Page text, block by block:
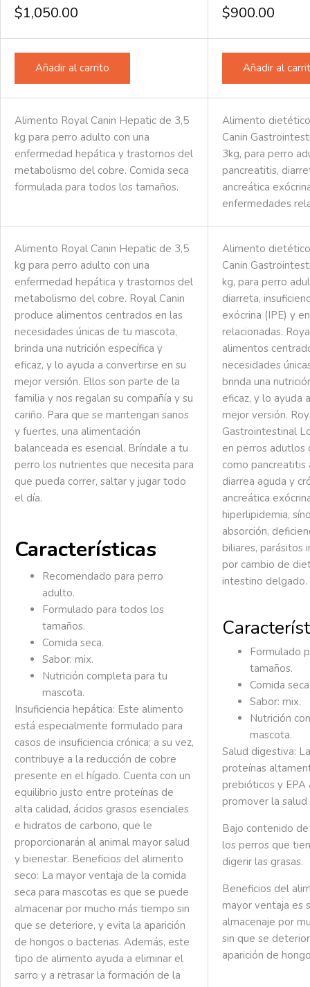
de
5
de
5
$1,050.00 $900.00
Añadir al carrito Añadir al
Alimento Royal Canin Hepatic de 3,5
kg para perro adulto con una
enfermedad hepática y trastornos del
metabolismo del cobre. Comida seca
formulada para todos los tamaños.
Alimento
Canin
3kg, para perro
pancreatitis,
ancreática
enfermedades
Alimento Royal Canin Hepatic de 3,5
kg para perro adulto con una
enfermedad hepática y trastornos del
metabolismo del cobre. Royal Canin
produce alimentos centrados en las
necesidades únicas de tu mascota,
brinda una nutrición específica y
eficaz, y lo ayuda a convertirse en su
mejor versión. Ellos son parte de la
familia y nos regalan su compañía y su
cariño. Para que se mantengan sanos
y fuertes, una alimentación
balanceada es esencial. Bríndale a tu
perro los nutrientes que necesita para
que pueda correr, saltar y jugar todo
el día.
Características
Recomendado para perro
adulto.
Formulado para todos los
tamaños.
Comida seca.
Sabor: mix.
Nutrición completa para tu
mascota.
Insuficiencia hepática: Este alimento
está especialmente formulado para
casos de insuficiencia crónica; a su vez,
contribuye a la reducción de cobre
presente en el hígado. Cuenta con un
equilibrio justo entre proteínas de
alta calidad, ácidos grasos esenciales
e hidratos de carbono, que le
proporcionarán al animal mayor salud
y bienestar. Beneficios del alimento
seco: La mayor ventaja de la comida
seca para mascotas es que se puede
almacenar por mucho más tiempo sin
que se deteriore, y evita la aparición
de hongos o bacterias. Además, este
tipo de alimento ayuda a eliminar el
sarro y a retrasar la formación de la
Alimento
Canin
kg, para perro
diarreta,
exócrina (IPE) y
relacionadas.
alimentos
necesidades
brinda una
eficaz, y lo ayuda
mejor versión.
Gastrointestinal
en perros adutlos
como pancreatitis
diarrea aguda y
ancreática
hiperlipidemia,
absorción,
biliares, parásitos
por cambio de
intestino delgado.
Formulado
tamaños.
Comida
Sabor: mix.
Nutrición
mascota.
Salud digestiva:
proteínas
prebióticos y EPA
promover la
Bajo contenido de
los perros que
digerir las grasas.
Beneficios del
mayor ventaja es
almacenaje por
sin que se
aparición de